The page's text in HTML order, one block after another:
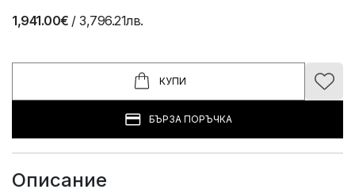
1,941.00€ / 3,796.21лв.
КУПИ
БЪРЗА ПОРЪЧКА
Описание